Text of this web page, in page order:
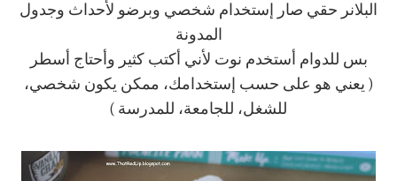
البلانر حقي صار إستخدام شخصي وبرضو لأحداث وجدول
المدونة
بس للدوام أستخدم نوت لأني أكتب كثير وأحتاج أسطر
( يعني هو على حسب إستخدامك، ممكن يكون شخصي،
للشغل، للجامعة، للمدرسة )